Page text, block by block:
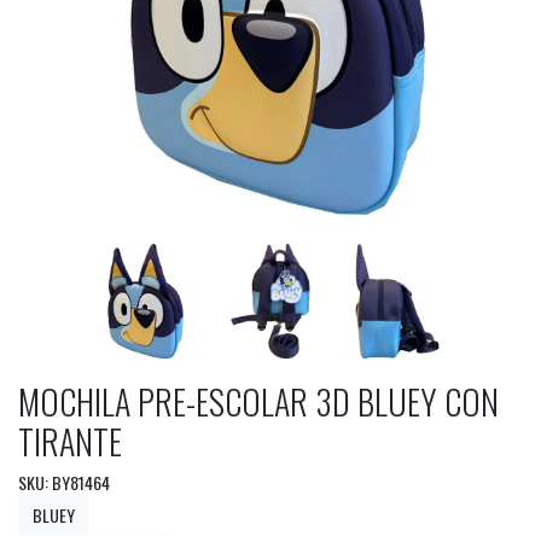
MOCHILA PRE-ESCOLAR 3D BLUEY CON
TIRANTE
SKU: BY81464
BLUEY